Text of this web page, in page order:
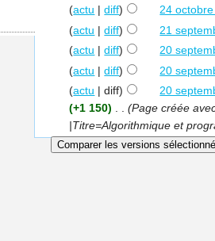
(actu |diff)
24
(actu |diff)
21
(actu |diff)
20
(actu |diff)
20
(actu | diff)
20
(+1 150)
(Page créée
|Titre=Algorithmique et